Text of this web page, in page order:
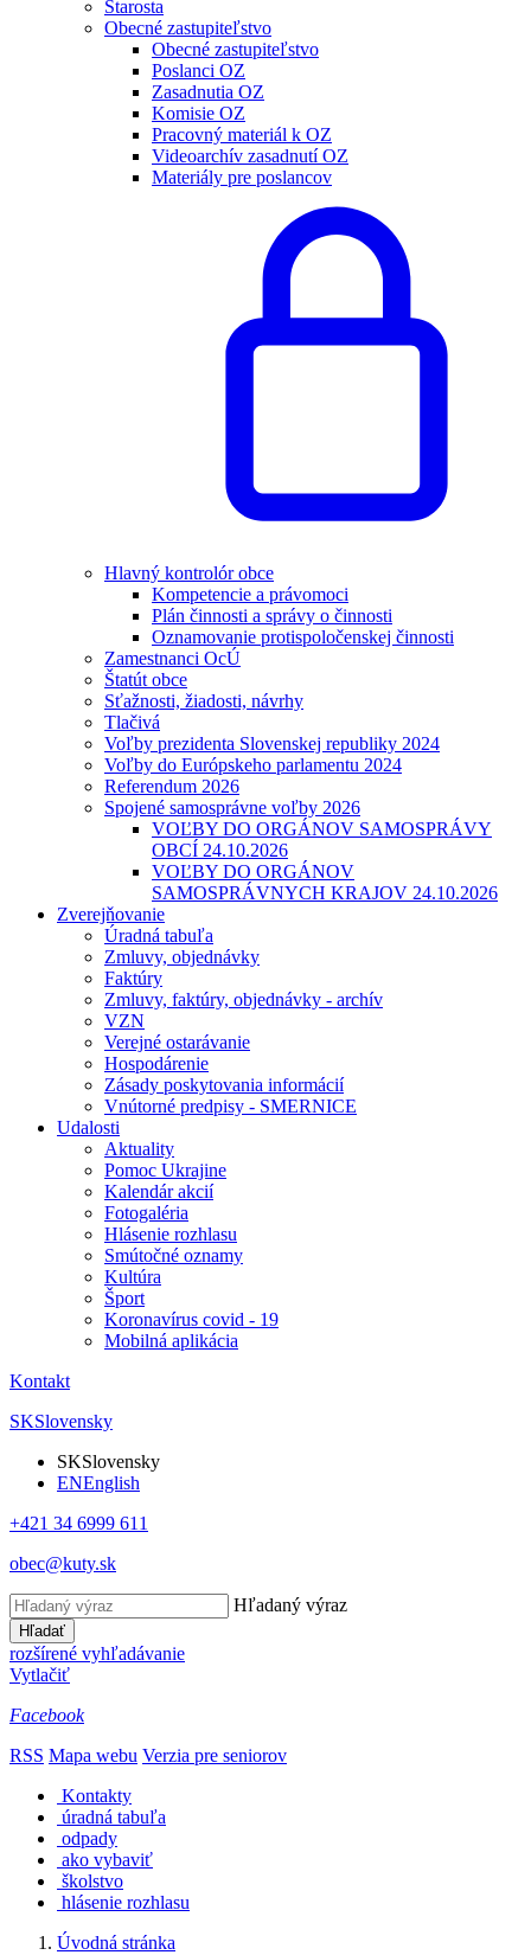
Starosta
Obecné zastupiteľstvo
Obecné zastupiteľstvo
Poslanci OZ
Zasadnutia OZ
Komisie OZ
Pracovný materiál k OZ
Videoarchív zasadnutí OZ
Materiály pre poslancov
Hlavný kontrolór obce
Kompetencie a právomoci
Plán činnosti a správy o činnosti
Oznamovanie protispoločenskej činnosti
Zamestnanci OcÚ
Štatút obce
Sťažnosti, žiadosti, návrhy
Tlačivá
Voľby prezidenta Slovenskej republiky 2024
Voľby do Európskeho parlamentu 2024
Referendum 2026
Spojené samosprávne voľby 2026
VOĽBY DO ORGÁNOV SAMOSPRÁVY
OBCÍ 24.10.2026
VOĽBY DO ORGÁNOV
SAMOSPRÁVNYCH KRAJOV 24.10.2026
Zverejňovanie
Úradná tabuľa
Zmluvy, objednávky
Faktúry
Zmluvy, faktúry, objednávky - archív
VZN
Verejné ostarávanie
Hospodárenie
Zásady poskytovania informácií
Vnútorné predpisy - SMERNICE
Udalosti
Aktuality
Pomoc Ukrajine
Kalendár akcií
Fotogaléria
Hlásenie rozhlasu
Smútočné oznamy
Kultúra
Šport
Koronavírus covid - 19
Mobilná aplikácia
Kontakt
SKSlovensky
SKSlovensky
ENEnglish
+421 34 6999 611
obec@kuty.sk
Hľadaný výraz
Hľadať
rozšírené vyhľadávanie
Vytlačiť
Facebook
RSS Mapa webu Verzia pre seniorov
Kontakty
úradná tabuľa
odpady
ako vybaviť
školstvo
hlásenie rozhlasu
Úvodná stránka